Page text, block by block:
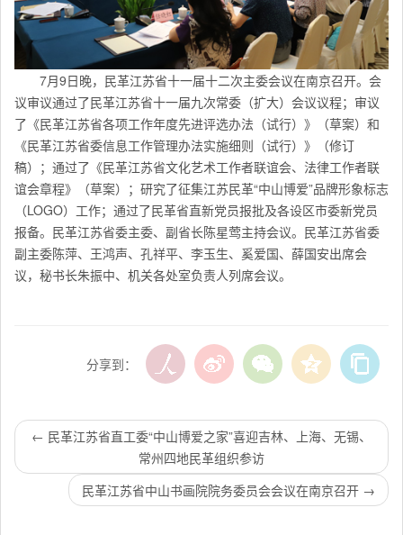
7月9日晚，民革江苏省十一届十二次主委会议在南京召开。会
议审议通过了民革江苏省十一届九次常委（扩大）会议议程；审议
了《民革江苏省各项工作年度先进评选办法（试行）》（草案）和
《民革江苏省委信息工作管理办法实施细则（试行）》（修订
稿）；通过了《民革江苏省文化艺术工作者联谊会、法律工作者联
谊会章程》（草案）；研究了征集江苏民革“中山博爱”品牌形象标志
（LOGO）工作；通过了民革省直新党员报批及各设区市委新党员
报备。民革江苏省委主委、副省长陈星莺主持会议。民革江苏省委
副主委陈萍、王鸿声、孔祥平、李玉生、奚爱国、薛国安出席会
议，秘书长朱振中、机关各处室负责人列席会议。
分享到：
← 民革江苏省直工委“中山博爱之家”喜迎吉林、上海、无锡、
常州四地民革组织参访
民革江苏省中山书画院院务委员会会议在南京召开 →